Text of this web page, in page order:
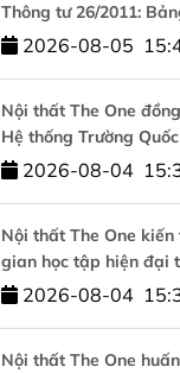
Thông tư 26/2011:
non đến cấp 3
2026-08-05
Nội thất The One
Hệ thống Trường
kiến tạo không gian
2026-08-04
Nội thất The One kiến
gian học tập hiện đại
Tiểu học Tesla Hà Nội
2026-08-04
Nội thất The One